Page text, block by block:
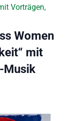
Vorträgen,
Women
mit
Musik